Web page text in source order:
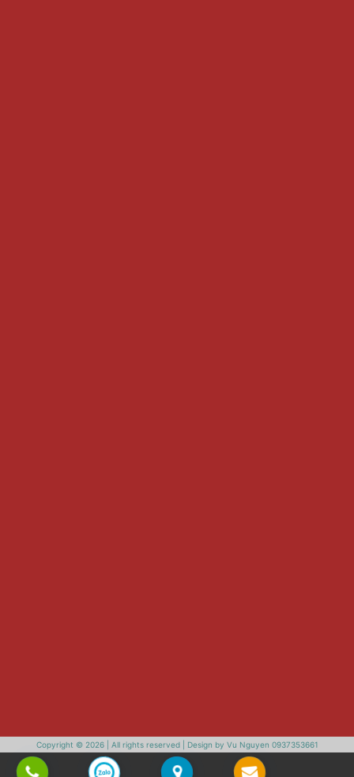
Copyright © 2026 | All rights reserved | Design by Vu Nguyen 0937353661